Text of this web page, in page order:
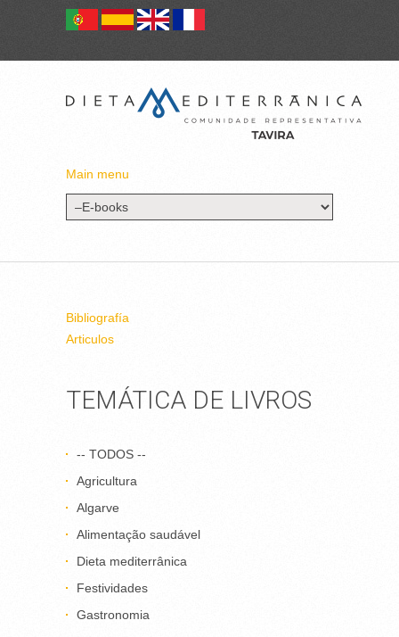
Main menu
Bibliografía
Articulos
TEMÁTICA DE LIVROS
-- TODOS --
Agricultura
Algarve
Alimentação saudável
Dieta mediterrânica
Festividades
Gastronomia